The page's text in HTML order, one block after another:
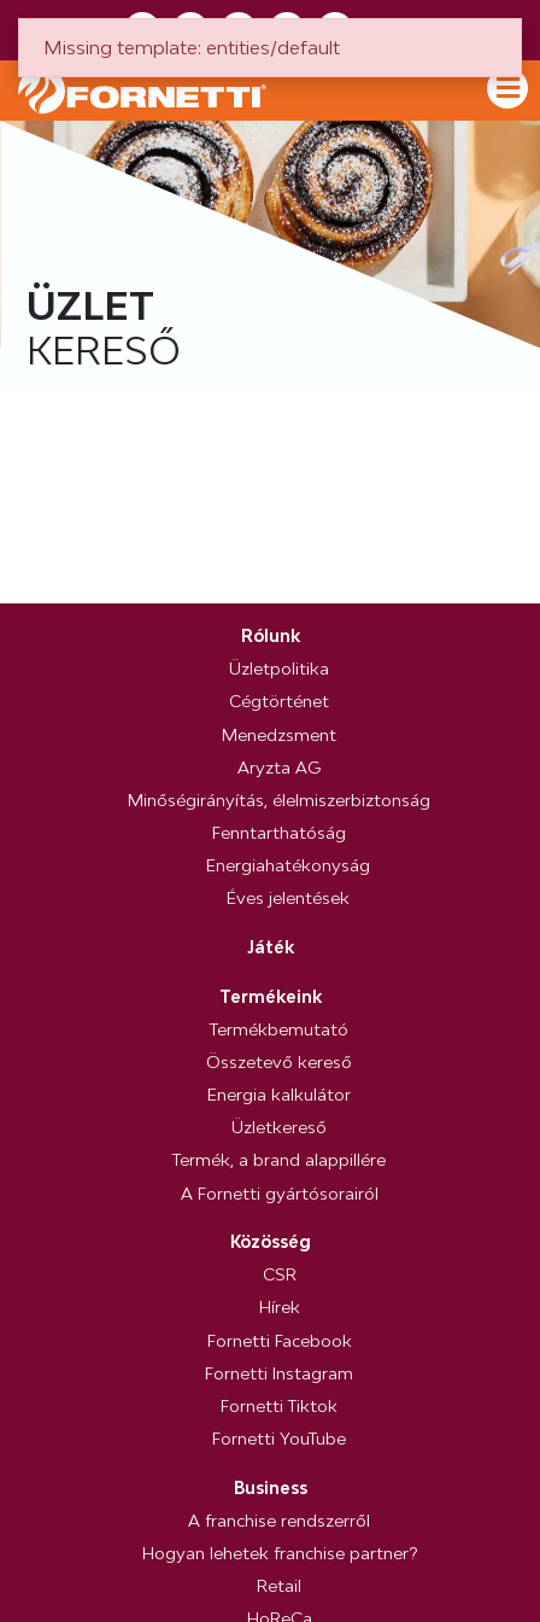
ÜZLET
KERESŐ
Rólunk
Üzletpolitika
Cégtörténet
Menedzsment
Aryzta AG
Minőségirányítás, élelmiszerbiztonság
Fenntarthatóság
Energiahatékonyság
Éves jelentések
Játék
Termékeink
Termékbemutató
Összetevő kereső
Energia kalkulátor
Üzletkereső
Termék, a brand alappillére
A Fornetti gyártósorairól
Közösség
CSR
Hírek
Fornetti Facebook
Fornetti Instagram
Fornetti Tiktok
Fornetti YouTube
Business
A franchise rendszerről
Hogyan lehetek franchise partner?
Retail
Missing template: entities/default